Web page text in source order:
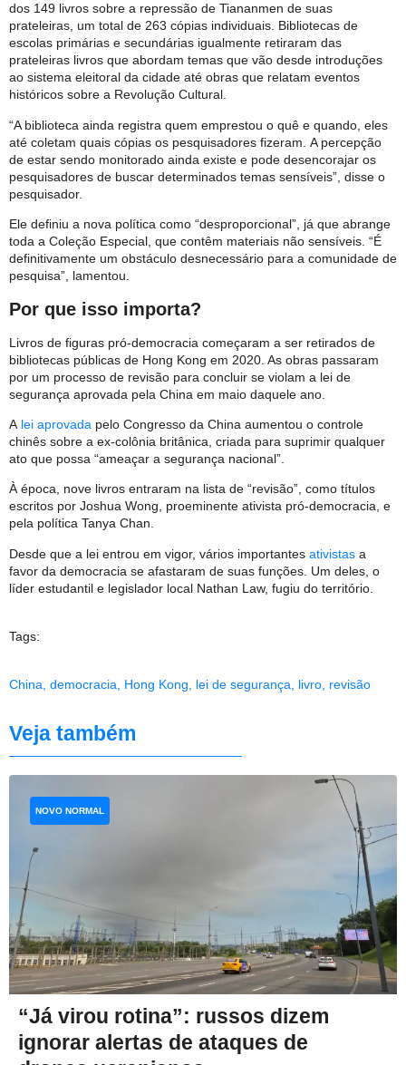
dos 149 livros sobre a repressão de Tiananmen de suas
prateleiras, um total de 263 cópias individuais. Bibliotecas de
escolas primárias e secundárias igualmente retiraram das
prateleiras livros que abordam temas que vão desde introduções
ao sistema eleitoral da cidade até obras que relatam eventos
históricos sobre a Revolução Cultural.
“A biblioteca ainda registra quem emprestou o quê e quando, eles
até coletam quais cópias os pesquisadores fizeram. A percepção
de estar sendo monitorado ainda existe e pode desencorajar os
pesquisadores de buscar determinados temas sensíveis”, disse o
pesquisador.
Ele definiu a nova política como “desproporcional”, já que abrange
toda a Coleção Especial, que contêm materiais não sensíveis. “É
definitivamente um obstáculo desnecessário para a comunidade de
pesquisa”, lamentou.
Por que isso importa?
Livros de figuras pró-democracia começaram a ser retirados de
bibliotecas públicas de Hong Kong em 2020. As obras passaram
por um processo de revisão para concluir se violam a lei de
segurança aprovada pela China em maio daquele ano.
A lei aprovada pelo Congresso da China aumentou o controle
chinês sobre a ex-colônia britânica, criada para suprimir qualquer
ato que possa “ameaçar a segurança nacional”.
À época, nove livros entraram na lista de “revisão”, como títulos
escritos por Joshua Wong, proeminente ativista pró-democracia, e
pela política Tanya Chan.
Desde que a lei entrou em vigor, vários importantes ativistas a
favor da democracia se afastaram de suas funções. Um deles, o
líder estudantil e legislador local Nathan Law, fugiu do território.
Tags:
China, democracia, Hong Kong, lei de segurança, livro, revisão
Veja também
“Já virou rotina”: russos dizem
ignorar alertas de ataques de
NOVO NORMAL